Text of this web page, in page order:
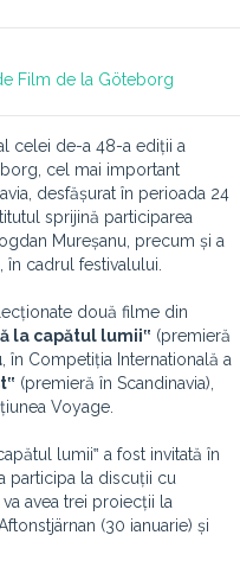
Film de la Göteborg
celei de-a 48-a ediții a
cel mai important
desfășurat în perioada 24
sprijină participarea
Mureșanu, precum și a
cadrul festivalului.
două filme din
la capătul lumii‟ (premieră
, în Competiția Internatională a
(premieră în Scandinavia),
Voyage.
lumii‟ a fost invitată în
participa la discuții cu
avea trei proiecții la
(30 ianuarie) și